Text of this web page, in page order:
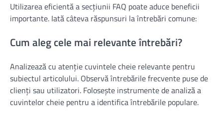
Utilizarea eficientă a secțiunii FAQ poate aduce beneficii
importante. Iată câteva răspunsuri la întrebări comune:
Cum aleg cele mai relevante întrebări?
Analizează cu atenție cuvintele cheie relevante pentru
subiectul articolului. Observă întrebările frecvente puse de
clienți sau utilizatori. Folosește instrumente de analiză a
cuvintelor cheie pentru a identifica întrebările populare.